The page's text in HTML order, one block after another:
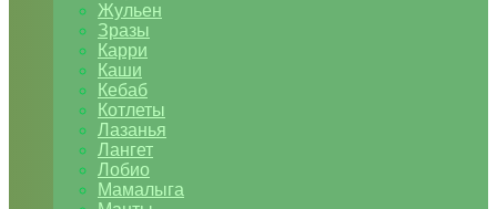
Жульен
Зразы
Карри
Каши
Кебаб
Котлеты
Лазанья
Лангет
Лобио
Мамалыга